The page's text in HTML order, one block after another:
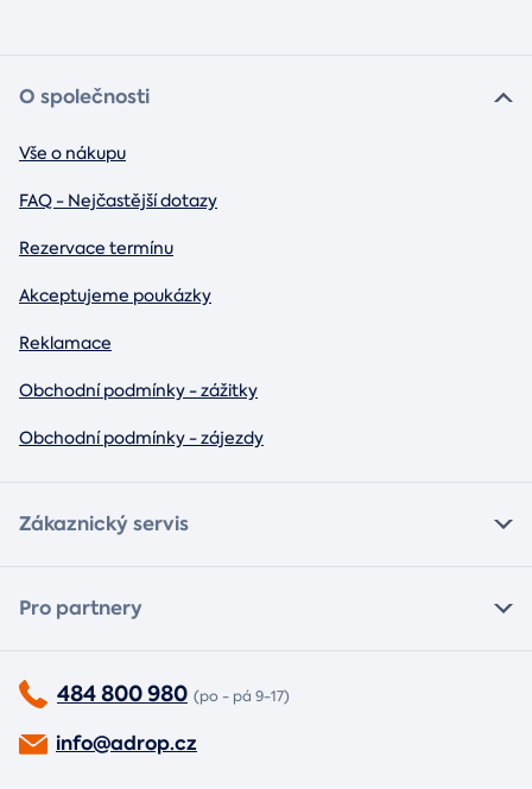
O společnosti
Vše o nákupu
FAQ - Nejčastější dotazy
Rezervace termínu
Akceptujeme poukázky
Reklamace
Obchodní podmínky - zážitky
Obchodní podmínky - zájezdy
Zákaznický servis
Pro partnery
484 800 980 (po - pá 9-17)
info@adrop.cz